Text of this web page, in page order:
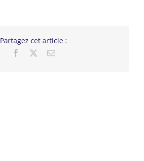
Partagez cet article :
Facebook Email